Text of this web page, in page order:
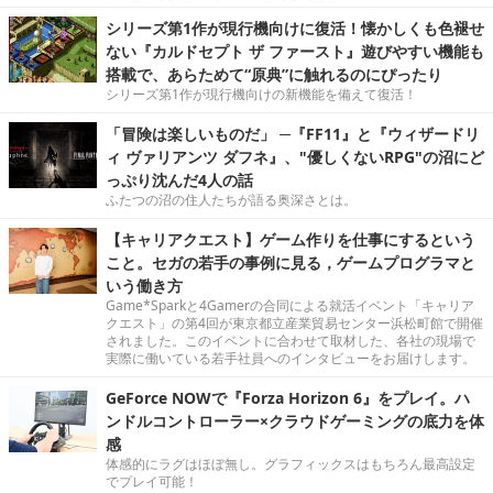
シリーズ第1作が現行機向けに復活！懐かしくも色褪せ
ない『カルドセプト ザ ファースト』遊びやすい機能も
搭載で、あらためて“原典”に触れるのにぴったり
シリーズ第1作が現行機向けの新機能を備えて復活！
「冒険は楽しいものだ」 ─『FF11』と『ウィザードリ
ィ ヴァリアンツ ダフネ』、"優しくないRPG"の沼にど
っぷり沈んだ4人の話
ふたつの沼の住人たちが語る奥深さとは。
【キャリアクエスト】ゲーム作りを仕事にするという
こと。セガの若手の事例に見る，ゲームプログラマと
いう働き方
Game*Sparkと4Gamerの合同による就活イベント「キャリア
クエスト」の第4回が東京都立産業貿易センター浜松町館で開催
されました。このイベントに合わせて取材した、各社の現場で
実際に働いている若手社員へのインタビューをお届けします。
GeForce NOWで『Forza Horizon 6』をプレイ。ハ
ンドルコントローラー×クラウドゲーミングの底力を体
感
体感的にラグはほぼ無し。グラフィックスはもちろん最高設定
でプレイ可能！